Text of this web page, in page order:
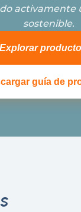
activamente
sostenible.
Explorar
guía de